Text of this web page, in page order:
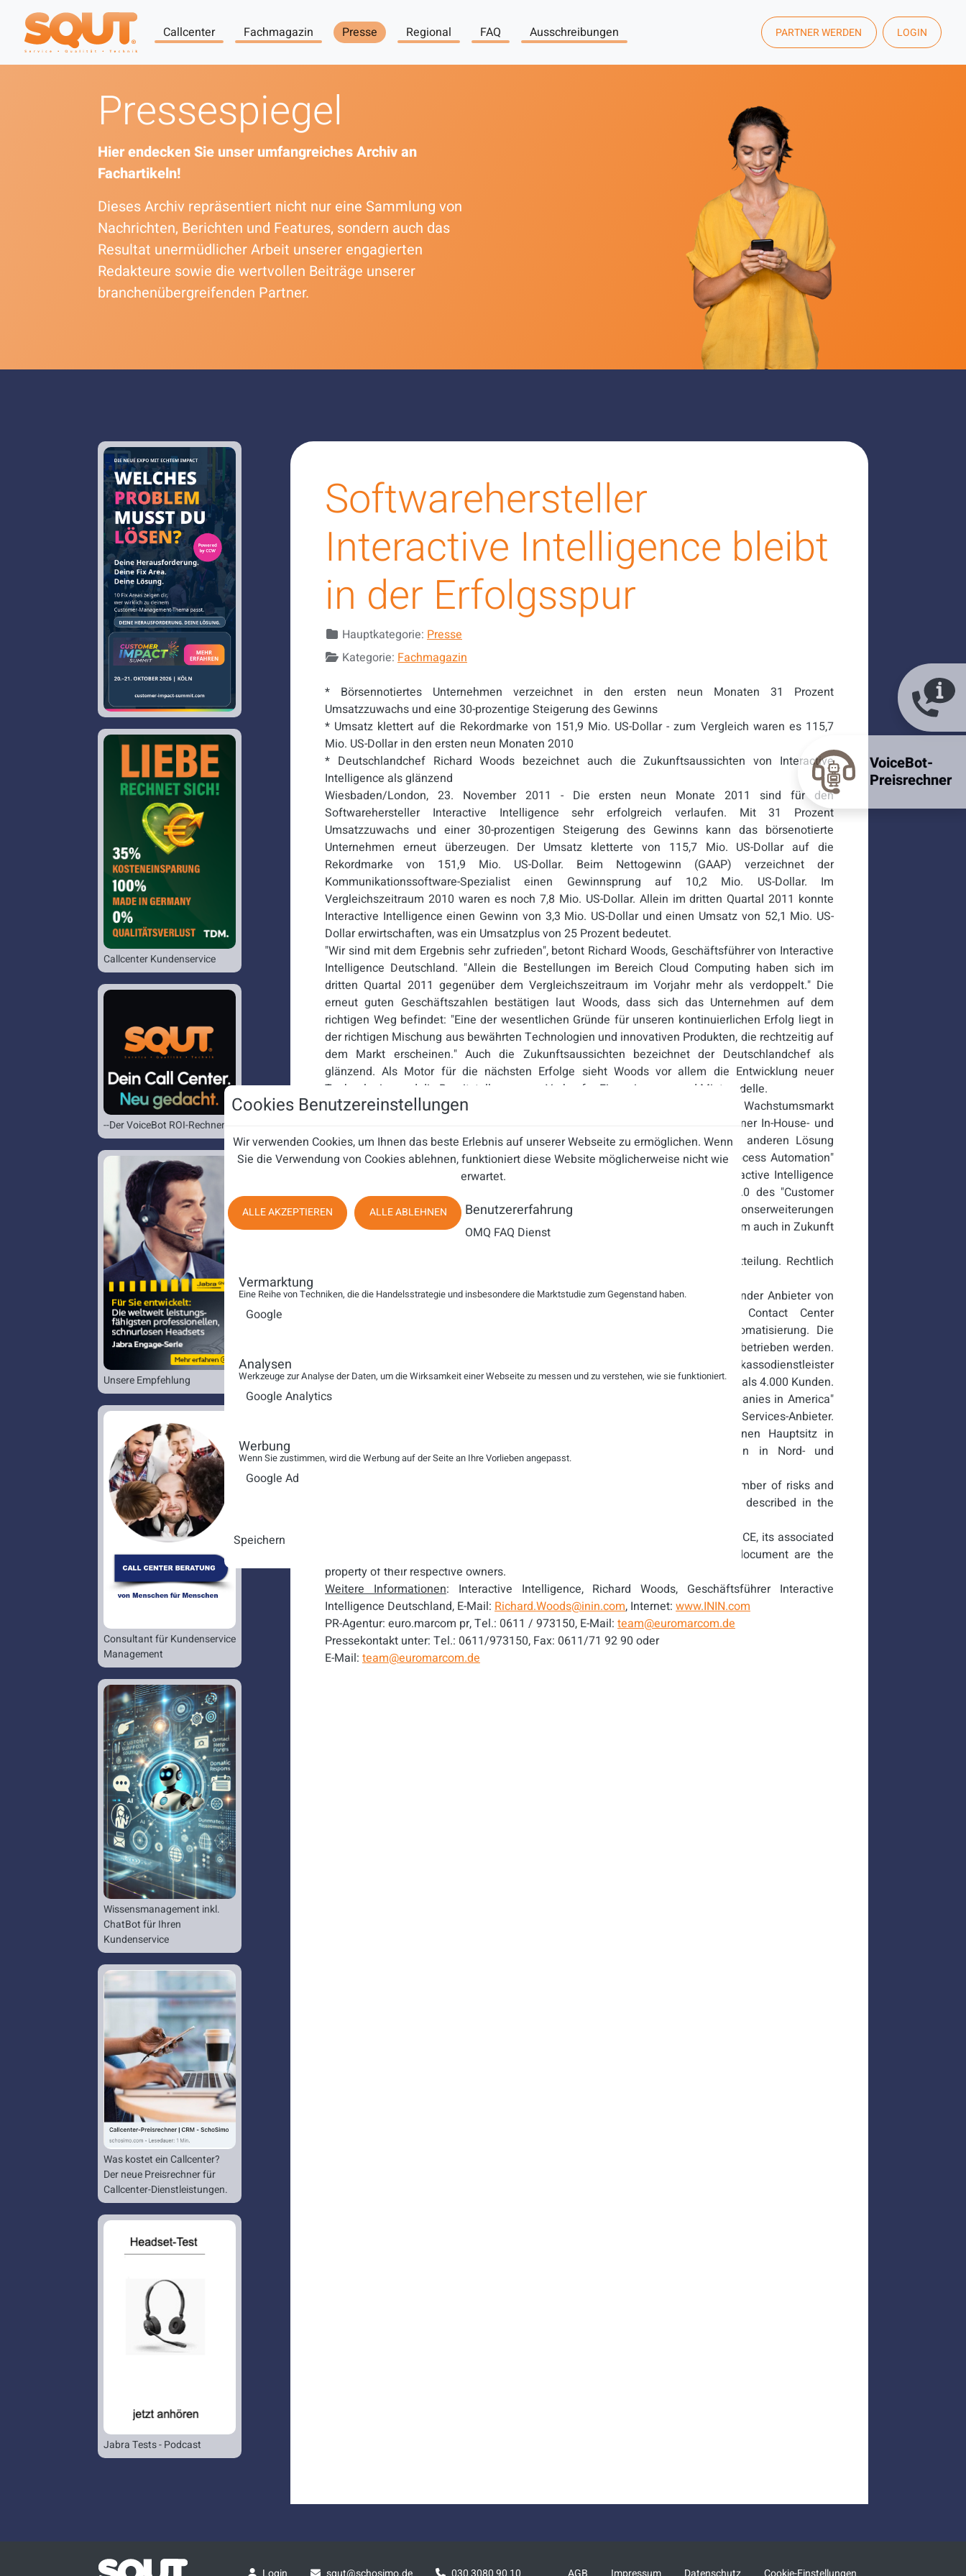
Callcenter Fachmagazin Presse Regional FAQ Ausschreibungen PARTNER WERDEN LOGIN
Pressespiegel
Hier endecken Sie unser umfangreiches Archiv an
Fachartikeln!
Dieses Archiv repräsentiert nicht nur eine Sammlung von
Nachrichten, Berichten und Features, sondern auch das
Resultat unermüdlicher Arbeit unserer engagierten
Redakteure sowie die wertvollen Beiträge unserer
branchenübergreifenden Partner.
Softwarehersteller
Interactive Intelligence bleibt
in der Erfolgsspur
DetailsHauptkategorie: Presse
Kategorie: Fachmagazin
* Börsennotiertes Unternehmen verzeichnet in den ersten neun Monaten 31 Prozent
Umsatzzuwachs und eine 30-prozentige Steigerung des Gewinns
* Umsatz klettert auf die Rekordmarke von 151,9 Mio. US-Dollar - zum Vergleich waren es 115,7
Mio. US-Dollar in den ersten neun Monaten 2010
* Deutschlandchef Richard Woods bezeichnet auch die Zukunftsaussichten von Interactive
Intelligence als glänzend
Wiesbaden/London, 23. November 2011 - Die ersten neun Monate 2011 sind für den
Softwarehersteller Interactive Intelligence sehr erfolgreich verlaufen. Mit 31 Prozent
Umsatzzuwachs und einer 30-prozentigen Steigerung des Gewinns kann das börsenotierte
Unternehmen erneut überzeugen. Der Umsatz kletterte von 115,7 Mio. US-Dollar auf die
Rekordmarke von 151,9 Mio. US-Dollar. Beim Nettogewinn (GAAP) verzeichnet der
Kommunikationssoftware-Spezialist einen Gewinnsprung auf 10,2 Mio. US-Dollar. Im
Vergleichszeitraum 2010 waren es noch 7,8 Mio. US-Dollar. Allein im dritten Quartal 2011 konnte
Interactive Intelligence einen Gewinn von 3,3 Mio. US-Dollar und einen Umsatz von 52,1 Mio. US-
Dollar erwirtschaften, was ein Umsatzplus von 25 Prozent bedeutet.
"Wir sind mit dem Ergebnis sehr zufrieden", betont Richard Woods, Geschäftsführer von Interactive
Intelligence Deutschland. "Allein die Bestellungen im Bereich Cloud Computing haben sich im
dritten Quartal 2011 gegenüber dem Vergleichszeitraum im Vorjahr mehr als verdoppelt." Die
erneut guten Geschäftszahlen bestätigen laut Woods, dass sich das Unternehmen auf dem
richtigen Weg befindet: "Eine der wesentlichen Gründe für unseren kontinuierlichen Erfolg liegt in
der richtigen Mischung aus bewährten Technologien und innovativen Produkten, die rechtzeitig auf
dem Markt erscheinen." Auch die Zukunftsaussichten bezeichnet der Deutschlandchef als
glänzend. Als Motor für die nächsten Erfolge sieht Woods vor allem die Entwicklung neuer
Technologien und die Bereitstellung neuer Verkaufs-, Finanzierungs- und Mietmodelle.
Großes Potential sieht Deutschlandchef Woods vor allem im weltweiten Wachstumsmarkt
Communication as a Service (CaaS). Kunden können hierzulande zwischen einer In-House- und
Cloud-Lösung wählen. Möchte der Kunde zu einem späteren Zeitpunkt zur anderen Lösung
wechseln, so ist dies ohne größeren Aufwand möglich. Mit der "Interaction Process Automation"
(IPA), einer auf Unified Communication beruhenden BPM-Lösung hat sich Interactive Intelligence
laut Woods neue Marktsegmente erobert. "Zudem steht die neue Version 4.0 des "Customer
Interaction Center" (CIC) in den Startlöchern. Mit den umfangreichen Funktionserweiterungen
unseres Flaggschiffs ‚Customer Interaction Center' sind wir sehr gut aufgestellt, um auch in Zukunft
Die deutsche Übersetzung repräsentiert den Inhalt der englischsprachigen Mitteilung. Rechtlich
Interactive Intelligence Inc. (Nasdaq: ININ, www.inin.com) ist ein weltweit führender Anbieter von
Softwarelösungen für die Geschäftskommunikation in den Bereichen Contact Center
Automatisierung, unternehmensweiter IP-Telefonie und Geschäftsprozessautomatisierung. Die
Unternehmenslösungen können beim Kunden vor Ort oder als "hosted" Lösung betrieben werden.
Zudem werden auch branchenspezifische Lösungen für Versicherungen und Inkassodienstleister
angeboten. Interactive Intelligence wurde 1994 gegründet und hat weltweit mehr als 4.000 Kunden.
Das Unternehmen gehört laut Forbes Magazine 2011 zu den "Best Small Companies in America"
und laut Software Magazine 2011 zu den Top 500 der globalen Software- und Services-Anbieter.
Interactive Intelligence beschäftigt mehr als 1.000 Mitarbeiter und hat seinen Hauptsitz in
Indianapolis, Indiana, USA. Der Softwarehersteller ist mit Niederlassungen in Nord- und
Südamerika, Europa, dem Nahen Osten, Afrika und Asien vertreten.
This release may contain certain forward-looking statements that involve a number of risks and
uncertainties. Factors that could cause actual results to differ materially are described in the
Interactive Intelligence Inc. is the owner of the marks INTERACTIVE INTELLIGENCE, its associated
LOGO and numerous other marks. All other trademarks mentioned in this document are the
property of their respective owners.
Weitere Informationen: Interactive Intelligence, Richard Woods, Geschäftsführer Interactive
Intelligence Deutschland, E-Mail: Richard.Woods@inin.com, Internet: www.ININ.com
PR-Agentur: euro.marcom pr, Tel.: 0611 / 973150, E-Mail: team@euromarcom.de
Pressekontakt unter: Tel.: 0611/973150, Fax: 0611/71 92 90 oder
E-Mail: team@euromarcom.de
Callcenter Kundenservice
--Der VoiceBot ROI-Rechner--
Unsere Empfehlung
Consultant für Kundenservice
Management
Wissensmanagement inkl.
ChatBot für Ihren
Kundenservice
Was kostet ein Callcenter?
Der neue Preisrechner für
Callcenter-Dienstleistungen.
Jabra Tests - Podcast
VoiceBot-
Preisrechner
Cookies Benutzereinstellungen
Wir verwenden Cookies, um Ihnen das beste Erlebnis auf unserer Webseite zu ermöglichen. Wenn
Sie die Verwendung von Cookies ablehnen, funktioniert diese Website möglicherweise nicht wie
erwartet.
ALLE AKZEPTIEREN ALLE ABLEHNEN Benutzererfahrung
OMQ FAQ Dienst
Vermarktung
Eine Reihe von Techniken, die die Handelsstrategie und insbesondere die Marktstudie zum Gegenstand haben.
Google
Analysen
Werkzeuge zur Analyse der Daten, um die Wirksamkeit einer Webseite zu messen und zu verstehen, wie sie funktioniert.
Google Analytics
Werbung
Wenn Sie zustimmen, wird die Werbung auf der Seite an Ihre Vorlieben angepasst.
Google Ad
Speichern